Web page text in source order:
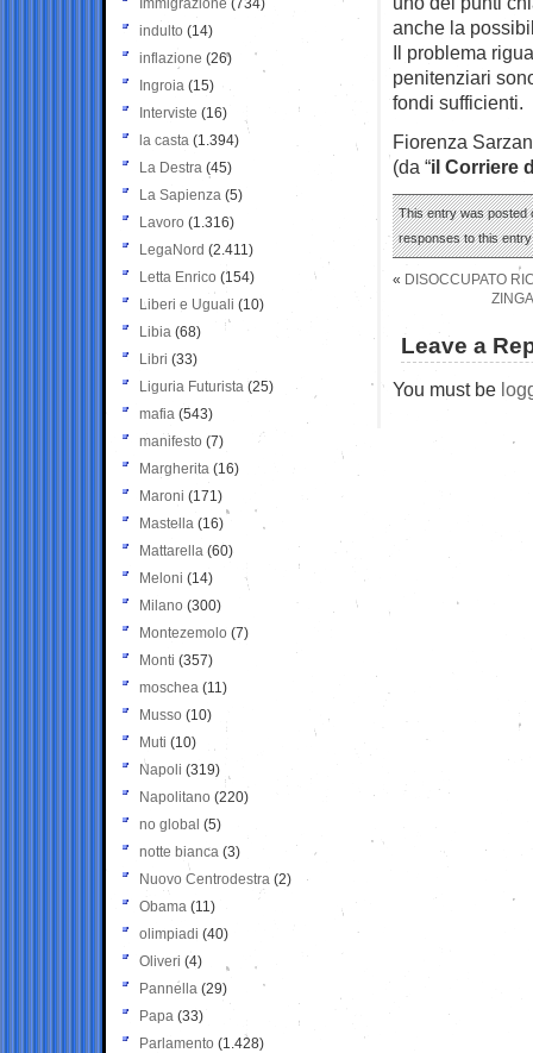
anche la
Il problema
penitenziari
fondi sufficienti.
Fiorenza
(da “il Corriere
This entry was posted
responses to this
« DISOCCUPATO
Leave a
You must be
Immigrazione (734)
indulto (14)
inflazione (26)
Ingroia (15)
Interviste (16)
la casta (1.394)
La Destra (45)
La Sapienza (5)
Lavoro (1.316)
LegaNord (2.411)
Letta Enrico (154)
Liberi e Uguali (10)
Libia (68)
Libri (33)
Liguria Futurista (25)
mafia (543)
manifesto (7)
Margherita (16)
Maroni (171)
Mastella (16)
Mattarella (60)
Meloni (14)
Milano (300)
Montezemolo (7)
Monti (357)
moschea (11)
Musso (10)
Muti (10)
Napoli (319)
Napolitano (220)
no global (5)
notte bianca (3)
Nuovo Centrodestra (2)
Obama (11)
olimpiadi (40)
Oliveri (4)
Pannella (29)
Papa (33)
Parlamento (1.428)